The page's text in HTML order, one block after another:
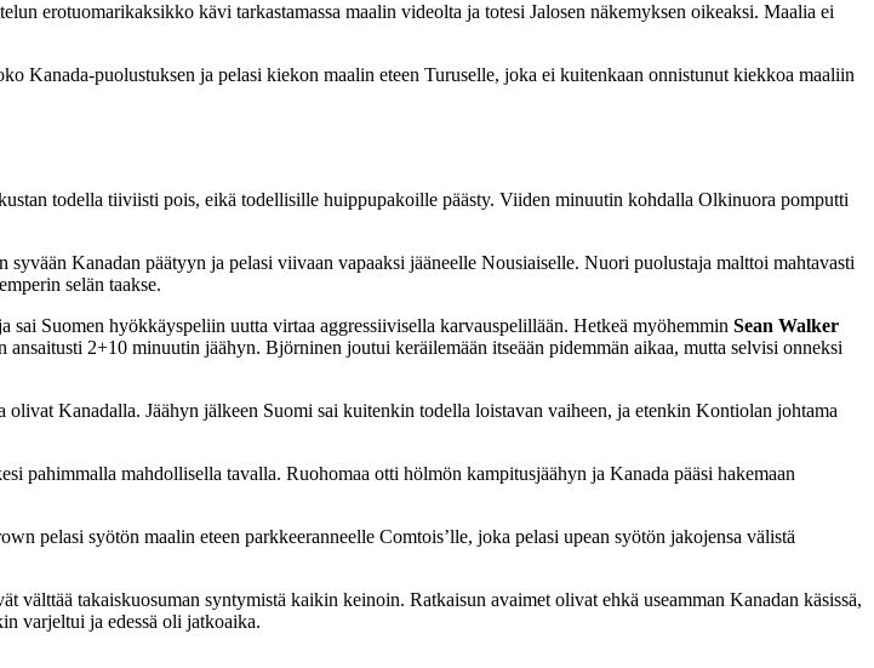
erotuomarikaksikko kävi tarkastamassa maalin videolta ja totesi Jalosen näkemyksen oikeaksi. Maalia ei
Kanada-puolustuksen ja pelasi kiekon maalin eteen Turuselle, joka ei kuitenkaan onnistunut kiekkoa maaliin
todella tiiviisti pois, eikä todellisille huippupakoille päästy. Viiden minuutin kohdalla Olkinuora pomputti
Kanadan päätyyn ja pelasi viivaan vapaaksi jääneelle Nousiaiselle. Nuori puolustaja malttoi mahtavasti
selän taakse.
sai Suomen hyökkäyspeliin uutta virtaa aggressiivisella karvauspelillään. Hetkeä myöhemmin Sean Walker
ansaitusti 2+10 minuutin jäähyn. Björninen joutui keräilemään itseään pidemmän aikaa, mutta selvisi onneksi
Kanadalla. Jäähyn jälkeen Suomi sai kuitenkin todella loistavan vaiheen, ja etenkin Kontiolan johtama
pahimmalla mahdollisella tavalla. Ruohomaa otti hölmön kampitusjäähyn ja Kanada pääsi hakemaan
pelasi syötön maalin eteen parkkeeranneelle Comtois’lle, joka pelasi upean syötön jakojensa välistä
takaiskuosuman syntymistä kaikin keinoin. Ratkaisun avaimet olivat ehkä useamman Kanadan käsissä,
varjeltui ja edessä oli jatkoaika.